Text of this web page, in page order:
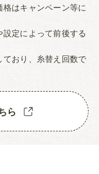
はキャンペーン等に
定によって前後する
おり、糸替え回数で
ら